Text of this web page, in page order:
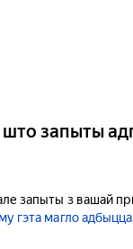
запыты
запыты з вашай
гэта магло